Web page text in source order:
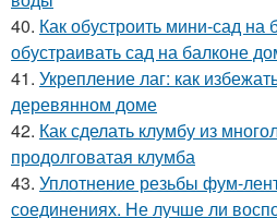
40. Как обустроить мини-сад на
обустраивать сад на балконе
41. Укрепление лаг: как
деревянном доме
42. Как сделать клумбу из
продолговатая клумба
43. Уплотнение резьбы фум-
соединениях. Не лучше ли